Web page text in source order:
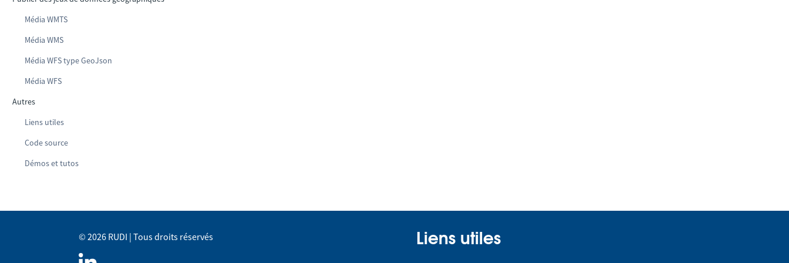
Média WMTS
Média WMS
Média WFS type GeoJson
Média WFS
Autres
Liens utiles
Code source
Démos et tutos
© 2026 RUDI | Tous droits réservés Liens utiles